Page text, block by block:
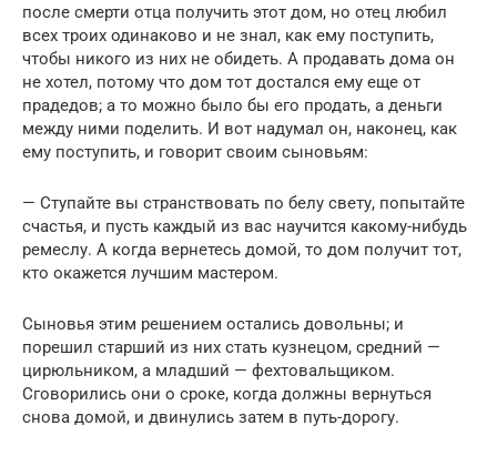
после смерти отца получить этот дом, но отец любил
всех троих одинаково и не знал, как ему поступить,
чтобы никого из них не обидеть. А продавать дома он
не хотел, потому что дом тот достался ему еще от
прадедов; а то можно было бы его продать, а деньги
между ними поделить. И вот надумал он, наконец, как
ему поступить, и говорит своим сыновьям:
— Ступайте вы странствовать по белу свету, попытайте
счастья, и пусть каждый из вас научится какому-нибудь
ремеслу. А когда вернетесь домой, то дом получит тот,
кто окажется лучшим мастером.
Сыновья этим решением остались довольны; и
порешил старший из них стать кузнецом, средний —
цирюльником, а младший — фехтовальщиком.
Сговорились они о сроке, когда должны вернуться
снова домой, и двинулись затем в путь-дорогу.